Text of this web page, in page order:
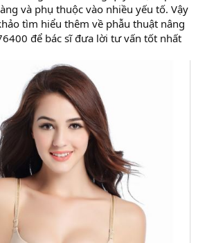
và phụ thuộc vào nhiều yếu tố. Vậy
tìm hiểu thêm về phẫu thuật nâng
để bác sĩ đưa lời tư vấn tốt nhất